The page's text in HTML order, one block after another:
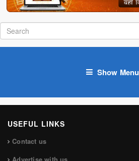
Show Menu
USEFUL LINKS
Contact us